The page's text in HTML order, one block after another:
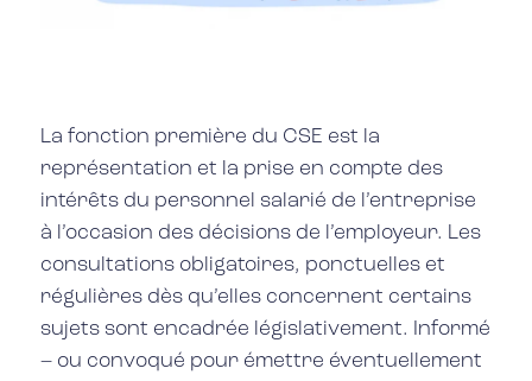
La fonction première du CSE est la
représentation et la prise en compte des
intérêts du personnel salarié de l’entreprise
à l’occasion des décisions de l’employeur. Les
consultations obligatoires, ponctuelles et
régulières dès qu’elles concernent certains
sujets sont encadrée législativement. Informé
– ou convoqué pour émettre éventuellement